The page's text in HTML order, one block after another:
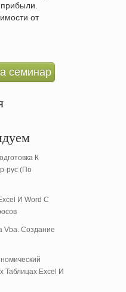
от
семинар
К
рус (По
И Word С
Vba. Создание
Таблицах Excel И